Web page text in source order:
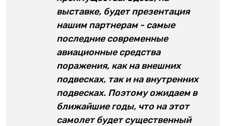
выставке, будет презентация
нашим партнерам - самые
последние современные
авиационные средства
поражения, как на внешних
подвесках, так и на внутренних
подвесках. Поэтому ожидаем в
ближайшие годы, что на этот
самолет будет существенный